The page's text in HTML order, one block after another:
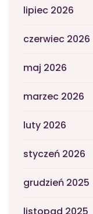
lipiec 2026
czerwiec 2026
maj 2026
marzec 2026
luty 2026
styczeń 2026
grudzień 2025